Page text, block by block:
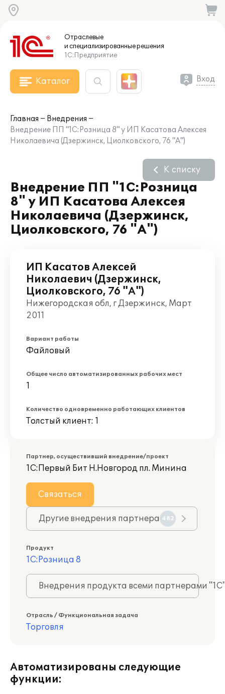
Отраслевые
и специализированныерешения
1С:Предприятие
Каталог Вход
Главная
Внедрения
Внедрение ПП "1С:Розница 8" у ИП Касатова Алексея
Николаевича (Дзержинск, Циолковского, 76 "А")
Внедрение ПП "1С:Розница
8" у ИП Касатова Алексея
Николаевича (Дзержинск,
Циолковского, 76 "А")
К списку
ИП Касатов Алексей
Николаевич (Дзержинск,
Циолковского, 76 "А")
Нижегородская обл, г Дзержинск, Март
2011
Вариант работы
Файловый
Общее число автоматизированных рабочих мест
1
Количество одновременно работающих клиентов
Толстый клиент: 1
Партнер, осуществивший внедрение/проект
1С:Первый Бит Н.Новгород пл. Минина
Связаться
Другие внедрения партнера 482
Продукт
1С:Розница 8
Внедрения продукта всеми партнерами
Отрасль / Функциональная задача
Торговля
Автоматизированы следующие
функции: